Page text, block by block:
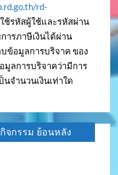
rd-
ช้รหัสผู้ใช้และรหัสผ่าน
ารภาษีเงินได้ผ่าน
ข้อมูลการบริจาค ของ
มูลการบริจาคว่ามีการ
จำนวนเงินเท่าใด
จกรรม ย้อนหลัง